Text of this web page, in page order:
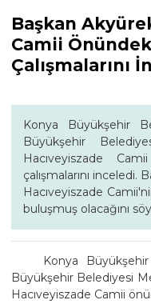
Başkan
Camii
Çalışmalarını
Konya Büyükşehir
Büyükşehir
Hacıveyiszade
çalışmalarını inceledi.
Hacıveyiszade
buluşmuş olacağını
Konya
Büyükşehir Belediyesi
Hacıveyiszade Camii